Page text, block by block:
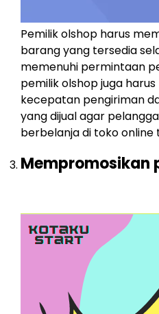
Pemilik olshop harus
barang yang tersedia
memenuhi permintaan
pemilik olshop juga
kecepatan pengiriman
yang dijual agar
berbelanja di toko online
Mempromosikan